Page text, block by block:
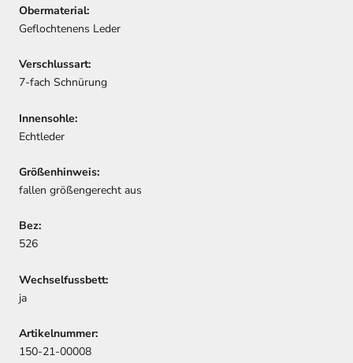
Obermaterial:
Geflochtenens Leder
Verschlussart:
7-fach Schnürung
Innensohle:
Echtleder
Größenhinweis:
fallen größengerecht aus
Bez:
526
Wechselfussbett:
ja
Artikelnummer:
150-21-00008